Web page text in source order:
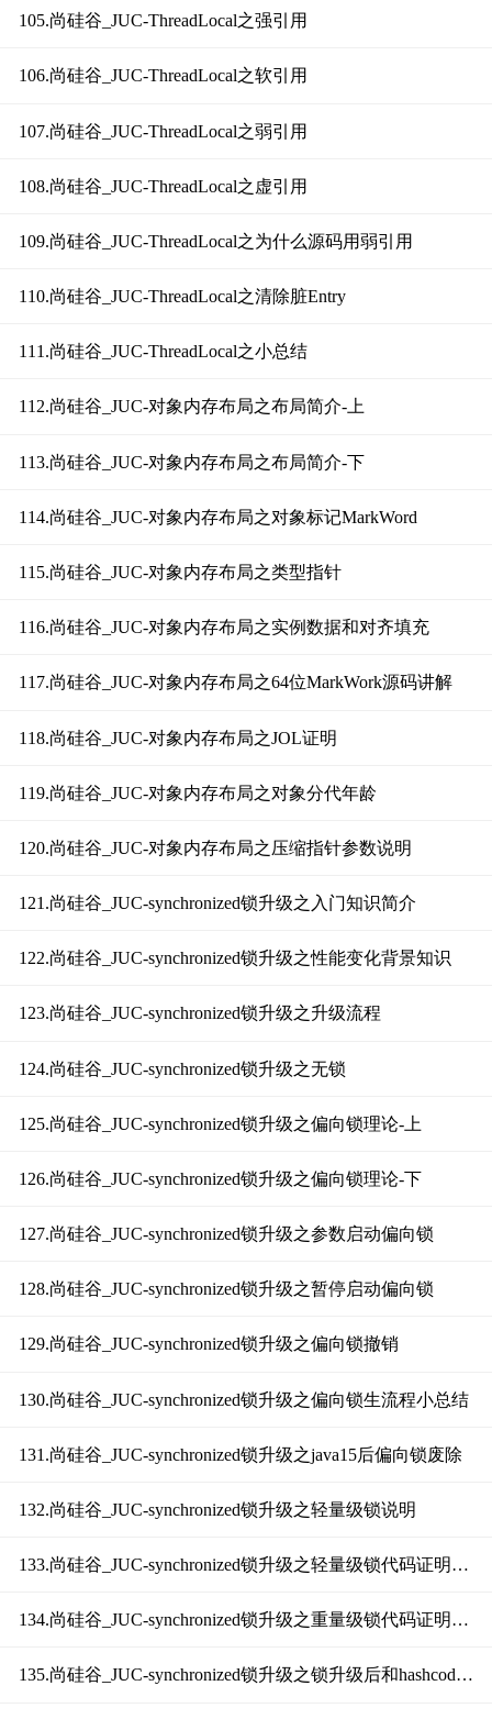
105.尚硅谷_JUC-ThreadLocal之强引用
106.尚硅谷_JUC-ThreadLocal之软引用
107.尚硅谷_JUC-ThreadLocal之弱引用
108.尚硅谷_JUC-ThreadLocal之虚引用
109.尚硅谷_JUC-ThreadLocal之为什么源码用弱引用
110.尚硅谷_JUC-ThreadLocal之清除脏Entry
111.尚硅谷_JUC-ThreadLocal之小总结
112.尚硅谷_JUC-对象内存布局之布局简介-上
113.尚硅谷_JUC-对象内存布局之布局简介-下
114.尚硅谷_JUC-对象内存布局之对象标记MarkWord
115.尚硅谷_JUC-对象内存布局之类型指针
116.尚硅谷_JUC-对象内存布局之实例数据和对齐填充
117.尚硅谷_JUC-对象内存布局之64位MarkWork源码讲解
118.尚硅谷_JUC-对象内存布局之JOL证明
119.尚硅谷_JUC-对象内存布局之对象分代年龄
120.尚硅谷_JUC-对象内存布局之压缩指针参数说明
121.尚硅谷_JUC-synchronized锁升级之入门知识简介
122.尚硅谷_JUC-synchronized锁升级之性能变化背景知识
123.尚硅谷_JUC-synchronized锁升级之升级流程
124.尚硅谷_JUC-synchronized锁升级之无锁
125.尚硅谷_JUC-synchronized锁升级之偏向锁理论-上
126.尚硅谷_JUC-synchronized锁升级之偏向锁理论-下
127.尚硅谷_JUC-synchronized锁升级之参数启动偏向锁
128.尚硅谷_JUC-synchronized锁升级之暂停启动偏向锁
129.尚硅谷_JUC-synchronized锁升级之偏向锁撤销
130.尚硅谷_JUC-synchronized锁升级之偏向锁生流程小总结
131.尚硅谷_JUC-synchronized锁升级之java15后偏向锁废除
132.尚硅谷_JUC-synchronized锁升级之轻量级锁说明
133.尚硅谷_JUC-synchronized锁升级之轻量级锁代码证明和流程总结
134.尚硅谷_JUC-synchronized锁升级之重量级锁代码证明和流程总结
135.尚硅谷_JUC-synchronized锁升级之锁升级后和hashcode关系